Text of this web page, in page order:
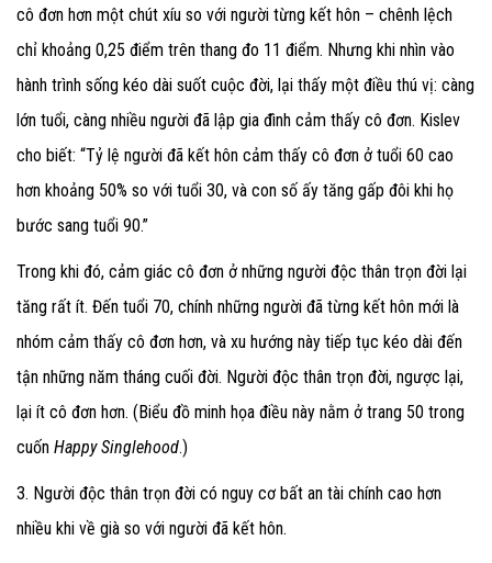
cô đơn hơn một chút xíu so với người từng kết hôn – chênh lệch
chỉ khoảng 0,25 điểm trên thang đo 11 điểm. Nhưng khi nhìn vào
hành trình sống kéo dài suốt cuộc đời, lại thấy một điều thú vị: càng
lớn tuổi, càng nhiều người đã lập gia đình cảm thấy cô đơn. Kislev
cho biết: “Tỷ lệ người đã kết hôn cảm thấy cô đơn ở tuổi 60 cao
hơn khoảng 50% so với tuổi 30, và con số ấy tăng gấp đôi khi họ
bước sang tuổi 90.”
Trong khi đó, cảm giác cô đơn ở những người độc thân trọn đời lại
tăng rất ít. Đến tuổi 70, chính những người đã từng kết hôn mới là
nhóm cảm thấy cô đơn hơn, và xu hướng này tiếp tục kéo dài đến
tận những năm tháng cuối đời. Người độc thân trọn đời, ngược lại,
lại ít cô đơn hơn. (Biểu đồ minh họa điều này nằm ở trang 50 trong
cuốn Happy Singlehood.)
3. Người độc thân trọn đời có nguy cơ bất an tài chính cao hơn
nhiều khi về già so với người đã kết hôn.